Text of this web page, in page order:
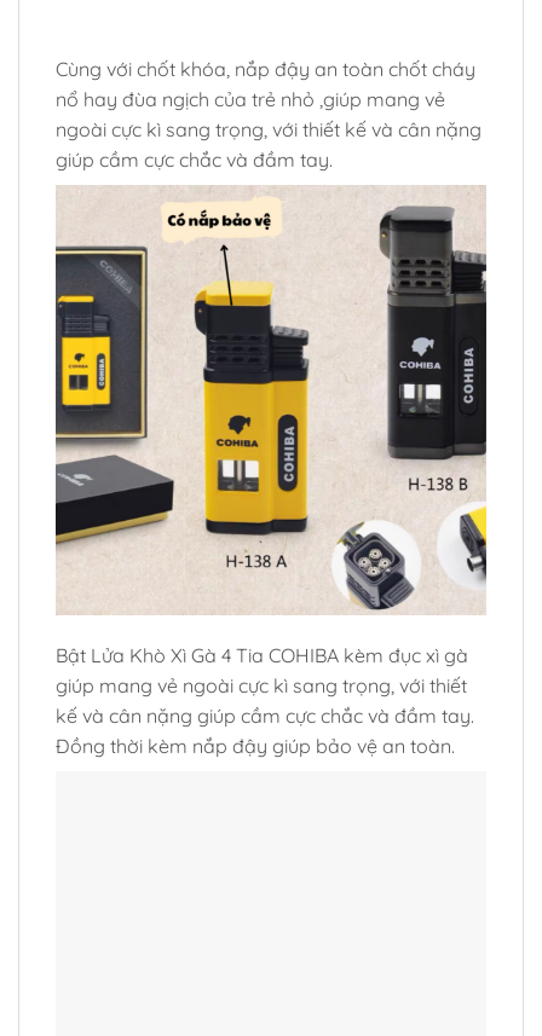
Cùng với chốt khóa, nắp đậy an toàn chốt cháy
nổ hay đùa ngịch của trẻ nhỏ ,giúp mang vẻ
ngoài cực kì sang trọng, với thiết kế và cân nặng
giúp cầm cực chắc và đầm tay.
Bật Lửa Khò Xì Gà 4 Tia COHIBA kèm đục xì gà
giúp mang vẻ ngoài cực kì sang trọng, với thiết
kế và cân nặng giúp cầm cực chắc và đầm tay.
Đồng thời kèm nắp đậy giúp bảo vệ an toàn.